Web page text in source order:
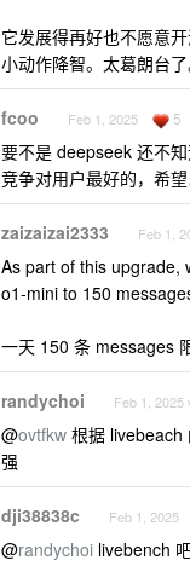
它发展得再好也不愿意
小动作降智。太葛朗台了
fcoo Feb 1, 2025 5
要不是 deepseek 还不
竞争对用户最好的，希
zaizaizai2333 Feb 1,
As part of this upgrade,
o1-mini to 150
一天 150 条 messages
randychoi Feb 1, 2025
@ovtfkw 根据 livebeach
强
dji38838c Feb 1, 2025
@randychoi livebench 吧